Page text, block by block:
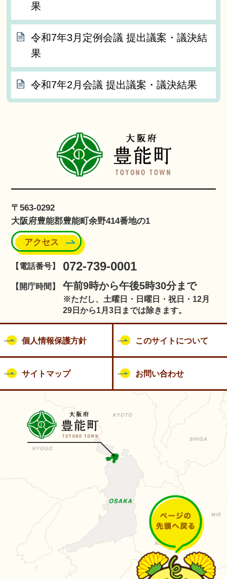
果
令和7年3月定例会議 提出議案・議決結
果
令和7年2月会議 提出議案・議決結果
〒563-0292
大阪府豊能郡豊能町余野414番地の1
アクセス
【電話番号】 072-739-0001
【開庁時間】 午前9時から午後5時30分まで
※ただし、土曜日・日曜日・祝日・12月
29日から1月3日までは除きます。
個人情報保護方針 このサイトについて
サイトマップ お問い合わせ